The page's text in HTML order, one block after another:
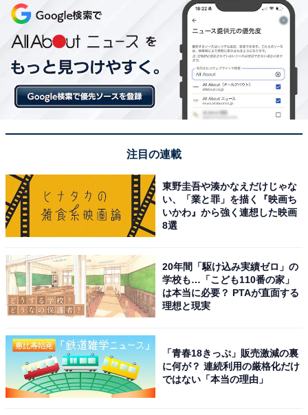
注目の連載
東野圭吾や湊かなえだけじゃな
い、「業と罪」を描く『映画ち
いかわ』から強く連想した映画
8選
20年間「駆け込み実績ゼロ」の
学校も…「こども110番の家」
は本当に必要？ PTAが直面する
理想と現実
「青春18きっぷ」販売激減の裏
に何が？ 連続利用の厳格化だけ
ではない「本当の理由」